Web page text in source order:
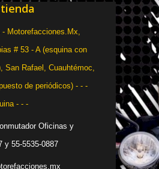
Motorefacciones.Mx,
# 53 - A (esquina con
San Rafael, Cuauhtémoc,
de periódicos) - - -
- - -
Oficinas y
y 55-5535-0887